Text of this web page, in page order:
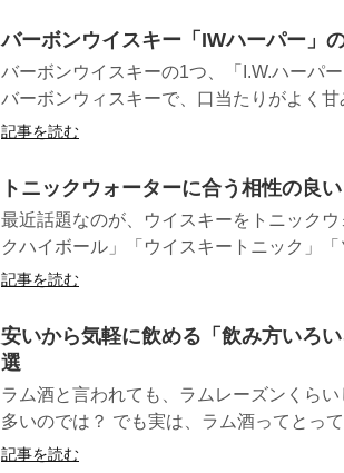
バーボンウイスキー「IWハーパー」
バーボンウイスキーの1つ、「I.W.ハーパ
バーボンウィスキーで、口当たりがよく
記事を読む
トニックウォーターに合う相性の良
最近話題なのが、ウイスキーをトニック
クハイボール」「ウイスキートニック」
記事を読む
安いから気軽に飲める「飲み方いろ
選
ラム酒と言われても、ラムレーズンくら
多いのでは？ でも実は、ラム酒ってとっ
記事を読む